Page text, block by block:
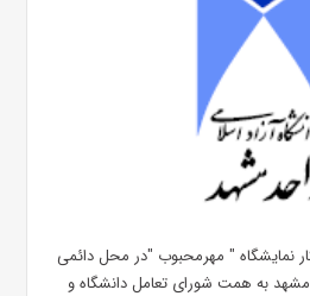
نمایشگاه " مهرمحبوب "در محل دائمی
مشهد به همت شورای تعامل دانشگاه و